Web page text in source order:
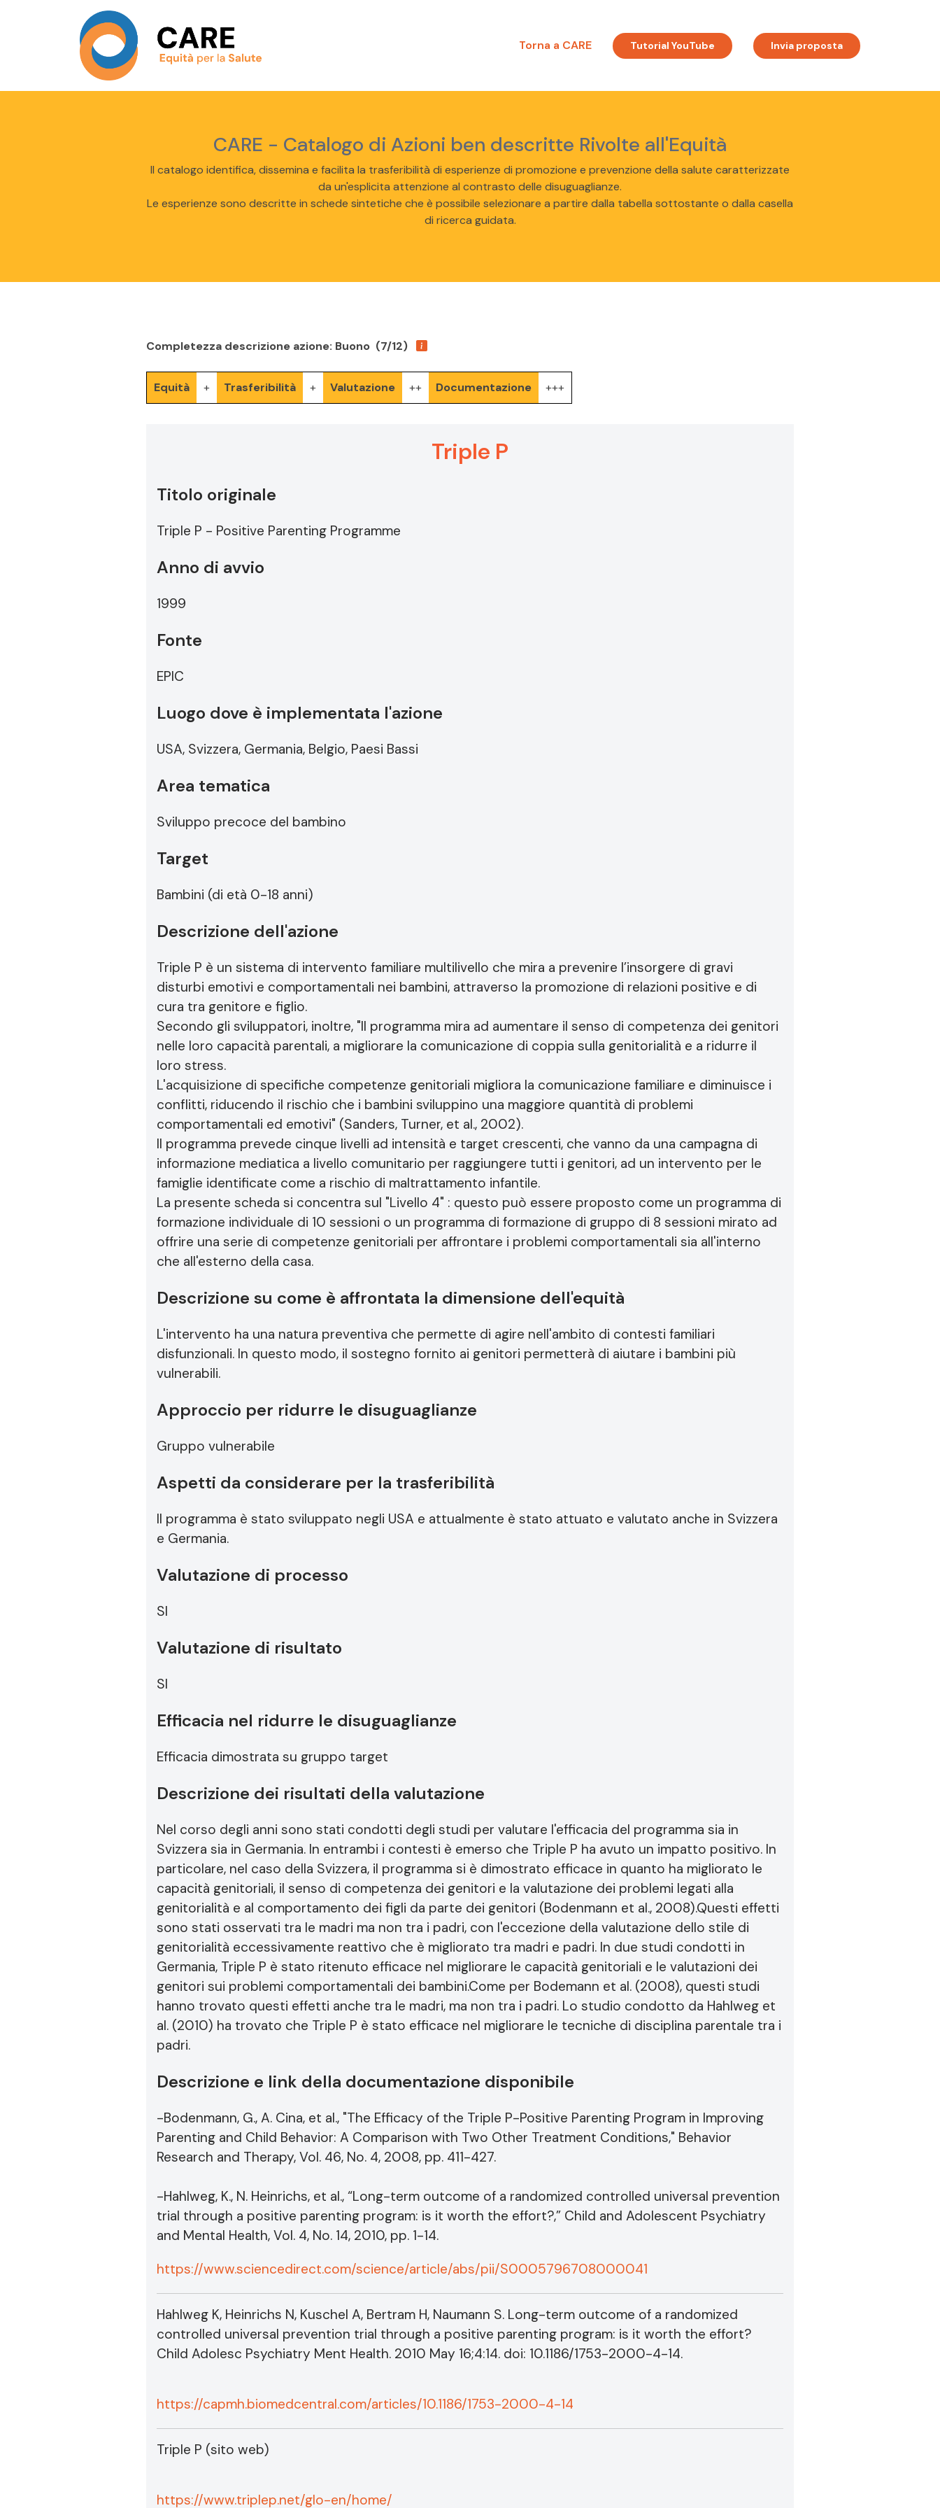
Torna a CARE Tutorial YouTube Invia proposta
CARE - Catalogo di Azioni ben descritte Rivolte all'Equità
Il catalogo identifica, dissemina e facilita la trasferibilità di esperienze di promozione e prevenzione della salute caratterizzate
da un'esplicita attenzione al contrasto delle disuguaglianze.
Le esperienze sono descritte in schede sintetiche che è possibile selezionare a partire dalla tabella sottostante o dalla casella
di ricerca guidata.
Completezza descrizione azione: Buono (7/12)
Equità + Trasferibilità + Valutazione ++ Documentazione +++
Triple P
Titolo originale
Triple P - Positive Parenting Programme
Anno di avvio
1999
Fonte
EPIC
Luogo dove è implementata l'azione
USA, Svizzera, Germania, Belgio, Paesi Bassi
Area tematica
Sviluppo precoce del bambino
Target
Bambini (di età 0-18 anni)
Descrizione dell'azione
Triple P è un sistema di intervento familiare multilivello che mira a prevenire l’insorgere di gravi
disturbi emotivi e comportamentali nei bambini, attraverso la promozione di relazioni positive e di
cura tra genitore e figlio.
Secondo gli sviluppatori, inoltre, "Il programma mira ad aumentare il senso di competenza dei genitori
nelle loro capacità parentali, a migliorare la comunicazione di coppia sulla genitorialità e a ridurre il
loro stress.
L'acquisizione di specifiche competenze genitoriali migliora la comunicazione familiare e diminuisce i
conflitti, riducendo il rischio che i bambini sviluppino una maggiore quantità di problemi
comportamentali ed emotivi" (Sanders, Turner, et al., 2002).
Il programma prevede cinque livelli ad intensità e target crescenti, che vanno da una campagna di
informazione mediatica a livello comunitario per raggiungere tutti i genitori, ad un intervento per le
famiglie identificate come a rischio di maltrattamento infantile.
La presente scheda si concentra sul "Livello 4" : questo può essere proposto come un programma di
formazione individuale di 10 sessioni o un programma di formazione di gruppo di 8 sessioni mirato ad
offrire una serie di competenze genitoriali per affrontare i problemi comportamentali sia all'interno
che all'esterno della casa.
Descrizione su come è affrontata la dimensione dell'equità
L'intervento ha una natura preventiva che permette di agire nell'ambito di contesti familiari
disfunzionali. In questo modo, il sostegno fornito ai genitori permetterà di aiutare i bambini più
vulnerabili.
Approccio per ridurre le disuguaglianze
Gruppo vulnerabile
Aspetti da considerare per la trasferibilità
Il programma è stato sviluppato negli USA e attualmente è stato attuato e valutato anche in Svizzera
e Germania.
Valutazione di processo
SI
Valutazione di risultato
SI
Efficacia nel ridurre le disuguaglianze
Efficacia dimostrata su gruppo target
Descrizione dei risultati della valutazione
Nel corso degli anni sono stati condotti degli studi per valutare l'efficacia del programma sia in
Svizzera sia in Germania. In entrambi i contesti è emerso che Triple P ha avuto un impatto positivo. In
particolare, nel caso della Svizzera, il programma si è dimostrato efficace in quanto ha migliorato le
capacità genitoriali, il senso di competenza dei genitori e la valutazione dei problemi legati alla
genitorialità e al comportamento dei figli da parte dei genitori (Bodenmann et al., 2008).Questi effetti
sono stati osservati tra le madri ma non tra i padri, con l'eccezione della valutazione dello stile di
genitorialità eccessivamente reattivo che è migliorato tra madri e padri. In due studi condotti in
Germania, Triple P è stato ritenuto efficace nel migliorare le capacità genitoriali e le valutazioni dei
genitori sui problemi comportamentali dei bambini.Come per Bodemann et al. (2008), questi studi
hanno trovato questi effetti anche tra le madri, ma non tra i padri. Lo studio condotto da Hahlweg et
al. (2010) ha trovato che Triple P è stato efficace nel migliorare le tecniche di disciplina parentale tra i
padri.
Descrizione e link della documentazione disponibile
-Bodenmann, G., A. Cina, et al., "The Efficacy of the Triple P-Positive Parenting Program in Improving
Parenting and Child Behavior: A Comparison with Two Other Treatment Conditions," Behavior
Research and Therapy, Vol. 46, No. 4, 2008, pp. 411-427.
-Hahlweg, K., N. Heinrichs, et al., “Long-term outcome of a randomized controlled universal prevention
trial through a positive parenting program: is it worth the effort?,” Child and Adolescent Psychiatry
and Mental Health, Vol. 4, No. 14, 2010, pp. 1-14.
https://www.sciencedirect.com/science/article/abs/pii/S0005796708000041
Hahlweg K, Heinrichs N, Kuschel A, Bertram H, Naumann S. Long-term outcome of a randomized
controlled universal prevention trial through a positive parenting program: is it worth the effort?
Child Adolesc Psychiatry Ment Health. 2010 May 16;4:14. doi: 10.1186/1753-2000-4-14.
https://capmh.biomedcentral.com/articles/10.1186/1753-2000-4-14
Triple P (sito web)
https://www.triplep.net/glo-en/home/